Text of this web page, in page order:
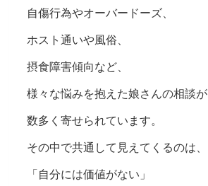
自傷行為やオーバードーズ、
ホスト通いや風俗、
摂食障害傾向など、
様々な悩みを抱えた娘さんの相談が
数多く寄せられています。
その中で共通して見えてくるのは、
「自分には価値がない」